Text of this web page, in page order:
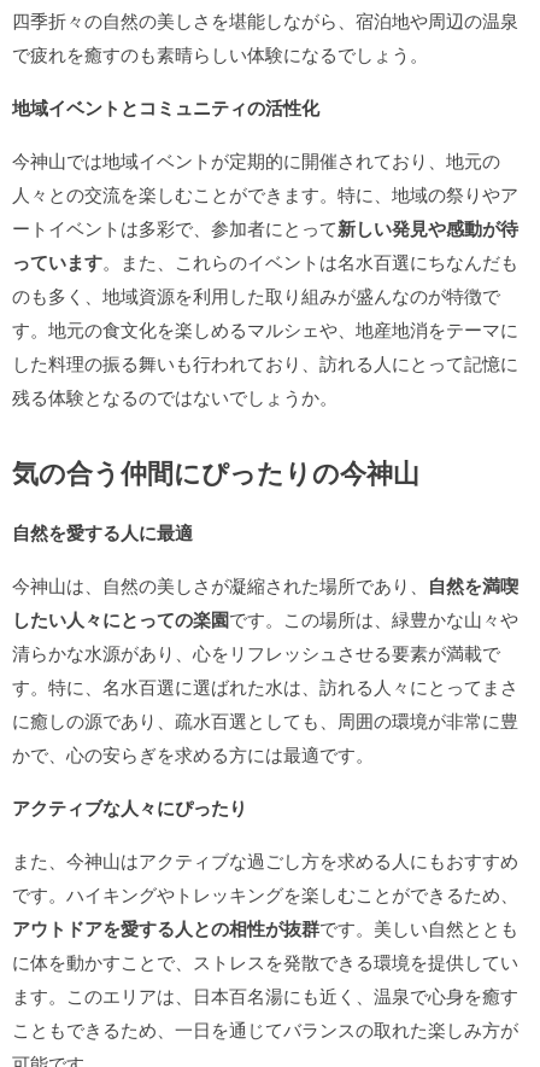
四季折々の自然の美しさを堪能しながら、宿泊地や周辺の温泉
で疲れを癒すのも素晴らしい体験になるでしょう。
地域イベントとコミュニティの活性化
今神山では地域イベントが定期的に開催されており、地元の
人々との交流を楽しむことができます。特に、地域の祭りやア
ートイベントは多彩で、参加者にとって新しい発見や感動が待
っています。また、これらのイベントは名水百選にちなんだも
のも多く、地域資源を利用した取り組みが盛んなのが特徴で
す。地元の食文化を楽しめるマルシェや、地産地消をテーマに
した料理の振る舞いも行われており、訪れる人にとって記憶に
残る体験となるのではないでしょうか。
気の合う仲間にぴったりの今神山
自然を愛する人に最適
今神山は、自然の美しさが凝縮された場所であり、 自然を満喫
したい人々にとっての楽園です。この場所は、緑豊かな山々や
清らかな水源があり、心をリフレッシュさせる要素が満載で
す。特に、名水百選に選ばれた水は、訪れる人々にとってまさ
に癒しの源であり、疏水百選としても、周囲の環境が非常に豊
かで、心の安らぎを求める方には最適です。
アクティブな人々にぴったり
また、今神山はアクティブな過ごし方を求める人にもおすすめ
です。ハイキングやトレッキングを楽しむことができるため、
アウトドアを愛する人との相性が抜群です。美しい自然ととも
に体を動かすことで、ストレスを発散できる環境を提供してい
ます。このエリアは、日本百名湯にも近く、温泉で心身を癒す
こともできるため、一日を通じてバランスの取れた楽しみ方が